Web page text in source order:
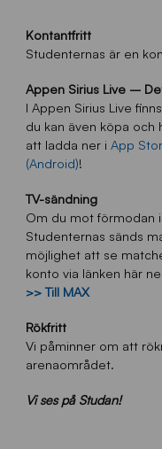
Kontantfritt
Studenternas är en
Appen Sirius Live –
I Appen Sirius Live
du kan även köpa och
att ladda ner i App
(Android)!
TV-sändning
Om du mot förmodan
Studenternas sänds
möjlighet att se
konto via länken här
>> Till MAX
Rökfritt
Vi påminner om att
arenaområdet.
Vi ses på Studan!